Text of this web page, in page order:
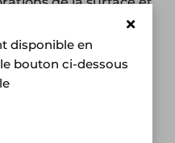
disponible en
bouton ci-dessous
de le rendre plus
à la sécheresse.
du terrain, Brecht
avec le
Kortrijk. Les